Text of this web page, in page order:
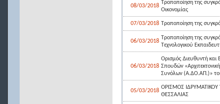
08/03/2018
Τροποποίηση της
Οικονομίας
07/03/2018 Τροποποίηση της
06/03/2018
Τροποποίηση της
Τεχνολογικού
06/03/2018
Ορισμός Διευθυντή
Σπουδών
Συνόλων (Α.ΔΟ.ΑΠ.)»
05/03/2018
ΟΡΙΣΜΟΣ ΙΔΡΥΜΑΤΙΚΟΥ
ΘΕΣΣΑΛΙΑΣ